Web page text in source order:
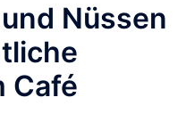
Nüssen
Café